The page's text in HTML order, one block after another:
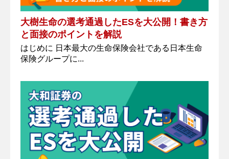
大樹生命の選考通過したESを大公開！書き方
と面接のポイントを解説
はじめに 日本最大の生命保険会社である日本生命
保険グループに...